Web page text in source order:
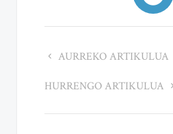
AURREKO ARTIKULUA
HURRENGO ARTIKULUA